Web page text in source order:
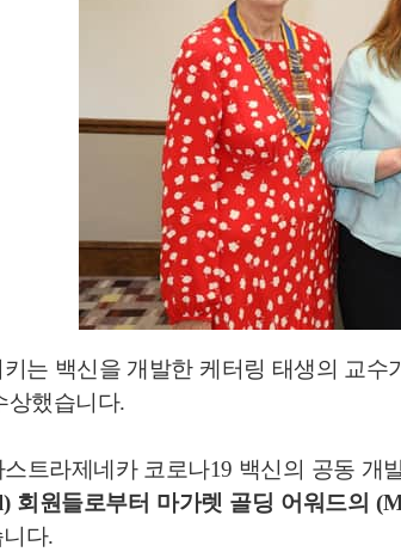
는 백신을 개발한 케터링 태생의 교
상했습니다.
트라제네카 코로나19 백신의 공동 개
회원들로부터 마가렛 골딩 어워드의
다.